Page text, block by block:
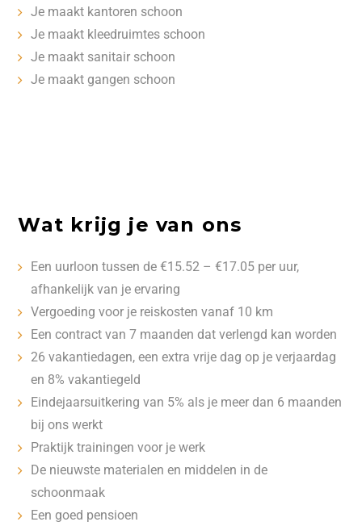
Je maakt kantoren schoon
Je maakt kleedruimtes schoon
Je maakt sanitair schoon
Je maakt gangen schoon
Wat krijg je van ons
Een uurloon tussen de €15.52 – €17.05 per uur,
afhankelijk van je ervaring
Vergoeding voor je reiskosten vanaf 10 km
Een contract van 7 maanden dat verlengd kan worden
26 vakantiedagen, een extra vrije dag op je verjaardag
en 8% vakantiegeld
Eindejaarsuitkering van 5% als je meer dan 6 maanden
bij ons werkt
Praktijk trainingen voor je werk
De nieuwste materialen en middelen in de
schoonmaak
Een goed pensioen